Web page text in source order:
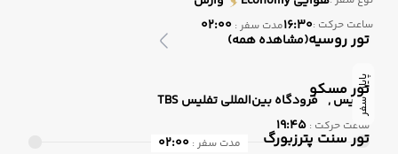
تور روسیه(مشاهده همه)
تور مسکو
تور سنت پترزبورگ
ساعت حرکت :16:30مدت سفر : 02:00
پایان سفر
تفلیس , فرودگاه بین‌المللی تفلیس TBS
ساعت حرکت : 19:45
مدت سفر :02:00